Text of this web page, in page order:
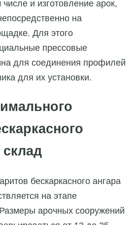
и изготовление арок,
на
Для этого
прессовые
для соединения профилей
для их установки.
склад
бескаркасного ангара
на этапе
арочных сооружений